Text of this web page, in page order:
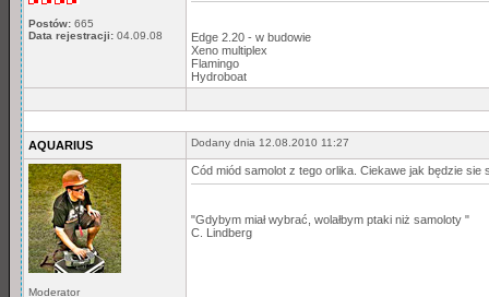
Postów: 665
Data rejestracji: 04.09.08
Edge 2.20 - w budowie
Xeno multiplex
Flamingo
Hydroboat
AQUARIUS Dodany dnia 12.08.2010 11:27
Moderator
Cód miód samolot z tego orlika. Ciekawe jak będzie sie
"Gdybym miał wybrać, wolałbym ptaki niż samoloty "
C. Lindberg